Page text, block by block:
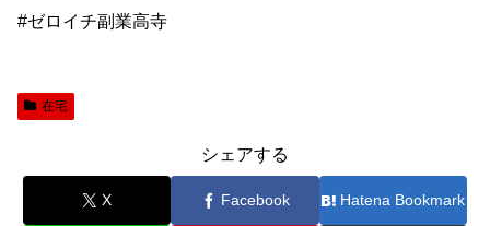
#ゼロイチ副業高寺
在宅
シェアする
X Facebook Hatena Bookmark